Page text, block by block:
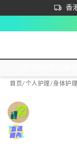
香
立
首次APP
首页/个人护理/身体护理